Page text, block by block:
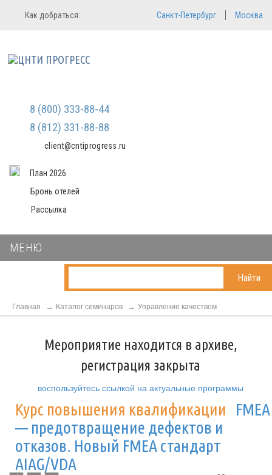
Регистрация
Мы не передаем ваши данные
третьим лицам и не рассылаем
Вход в систему
Как добраться: Санкт-Петербург Москва
8 (800) 333-88-44
8 (812) 331-88-88
client@cntiprogress.ru
План 2026
Бронь отелей
Рассылка
МЕНЮ
Найти
Главная Каталог семинаров Управление качеством
Мероприятие находится в архиве,
регистрация закрыта
воспользуйтесь ссылкой на актуальные программы
Курс повышения квалификации
FMEA
— предотвращение дефектов и
отказов. Новый FMEA стандарт
AIAG/VDA